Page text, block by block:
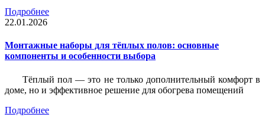
Подробнее
22.01.2026
Монтажные наборы для тёплых полов: основные
компоненты и особенности выбора
Тёплый пол — это не только дополнительный комфорт в
доме, но и эффективное решение для обогрева помещений
Подробнее